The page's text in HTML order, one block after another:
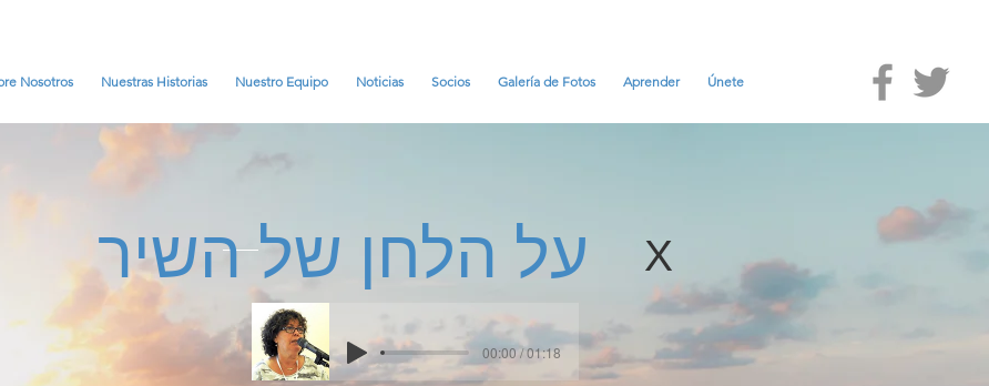
Nosotros Nuestras Historias Nuestro Equipo Noticias Socios Galería de Fotos Aprender Únete
על הלחן של השיר X
00:00 / 01:18